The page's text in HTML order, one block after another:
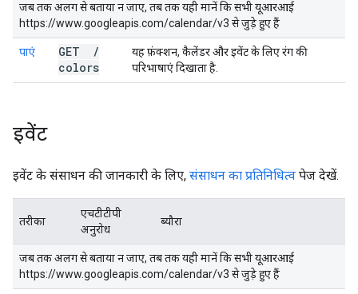
जब तक अलग से बताया न जाए, तब तक यही मानें कि सभी यूआरआई
https://www.googleapis.com/calendar/v3 से जुड़े हुए हैं
पाएं GET
/
colors
यह फ़ंक्शन, कैलेंडर और इवेंट के लिए रंग की
परिभाषाएं दिखाता है.
इवेंट
इवेंट के संसाधन की जानकारी के लिए, संसाधन का प्रतिनिधित्व पेज देखें.
तरीका
एचटीटीपी
अनुरोध
ब्यौरा
जब तक अलग से बताया न जाए, तब तक यही मानें कि सभी यूआरआई
https://www.googleapis.com/calendar/v3 से जुड़े हुए हैं